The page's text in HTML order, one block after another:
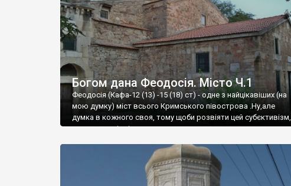
Богом дана Феодосія. Місто Ч.1
Феодосія (Кафа-12 (13) -15 (18) ст) - одне з найцікавіших (на
мою думку) міст всього Кримського півострова .Ну,але
думка в кожного своя, тому щоби розвіяти цей субєктивізм,
запрошую відвідати це